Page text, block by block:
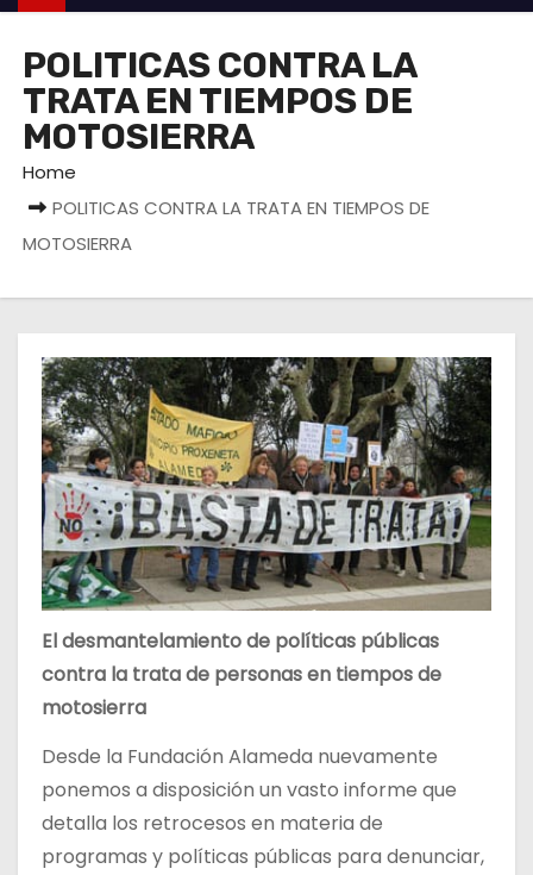
POLITICAS CONTRA LA
TRATA EN TIEMPOS DE
MOTOSIERRA
Home
POLITICAS CONTRA LA TRATA EN TIEMPOS DE
MOTOSIERRA
El desmantelamiento de políticas públicas
contra la trata de personas en tiempos de
motosierra
Desde la Fundación Alameda nuevamente
ponemos a disposición un vasto informe que
detalla los retrocesos en materia de
programas y políticas públicas para denunciar,